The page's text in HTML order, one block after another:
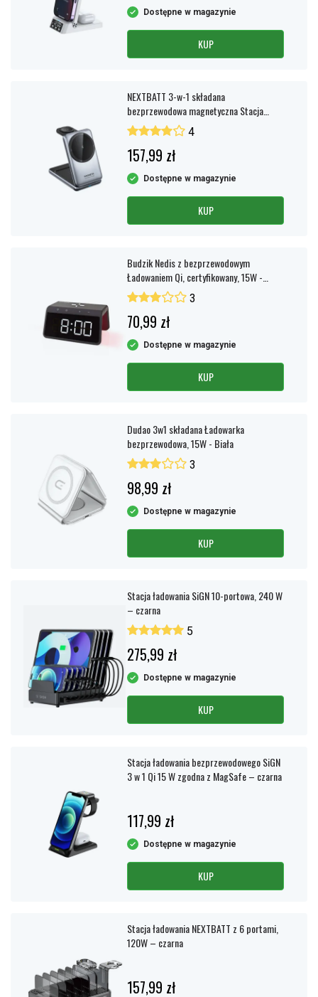
Dostępne w magazynie
KUP
NEXTBATT 3-w-1 składana
bezprzewodowa magnetyczna Stacja
ładowania 15W 4
157,99 zł
Dostępne w magazynie
KUP
Budzik Nedis z bezprzewodowym
Ładowaniem Qi, certyfikowany, 15W -
Czarny
3
70,99 zł
Dostępne w magazynie
KUP
Dudao 3w1 składana Ładowarka
bezprzewodowa, 15W - Biała
3
98,99 zł
Dostępne w magazynie
KUP
Stacja ładowania SiGN 10-portowa, 240 W
– czarna
5
275,99 zł
Dostępne w magazynie
KUP
Stacja ładowania bezprzewodowego SiGN
3 w 1 Qi 15 W zgodna z MagSafe – czarna
117,99 zł
Dostępne w magazynie
KUP
Stacja ładowania NEXTBATT z 6 portami,
120W – czarna
157,99 zł